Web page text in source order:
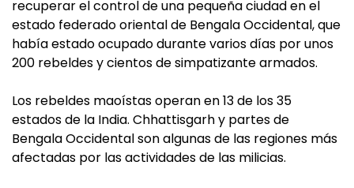
recuperar el control de una pequeña ciudad en el
estado federado oriental de Bengala Occidental, que
había estado ocupado durante varios días por unos
200 rebeldes y cientos de simpatizante armados.
Los rebeldes maoístas operan en 13 de los 35
estados de la India. Chhattisgarh y partes de
Bengala Occidental son algunas de las regiones más
afectadas por las actividades de las milicias.